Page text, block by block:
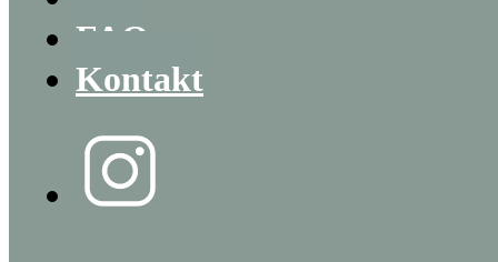
FAQ
Kontakt